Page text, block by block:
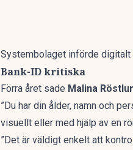
Systembolaget införde
Bank-ID kritiska
Förra året sade Malina
”Du har din ålder, namn och
visuellt eller med hjälp av en
”Det är väldigt enkelt att